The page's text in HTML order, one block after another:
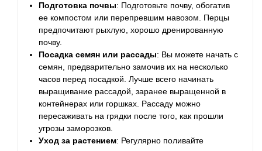
Подготовка почвы: Подготовьте почву, обогатив
ее компостом или перепревшим навозом. Перцы
предпочитают рыхлую, хорошо дренированную
почву.
Посадка семян или рассады: Вы можете начать с
семян, предварительно замочив их на несколько
часов перед посадкой. Лучше всего начинать
выращивание рассадой, заранее выращенной в
контейнерах или горшках. Рассаду можно
пересаживать на грядки после того, как прошли
угрозы заморозков.
Уход за растением: Регулярно поливайте